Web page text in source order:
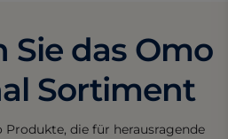
Sie das Omo
Sortiment
Produkte, die für herausragende